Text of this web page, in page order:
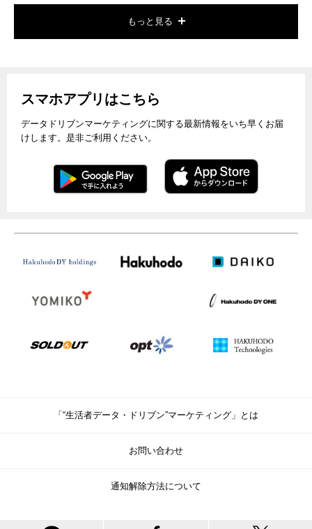
もっと見る
スマホアプリはこちら
データドリブンマーケティングに関する最新情報をいち早くお届
けします。是非ご利用ください。
「“生活者データ・ドリブン”マーケティング」とは
お問い合わせ
通知解除方法について
© Copyright Hakuhodo DY Holdings Inc. All rights reserved.